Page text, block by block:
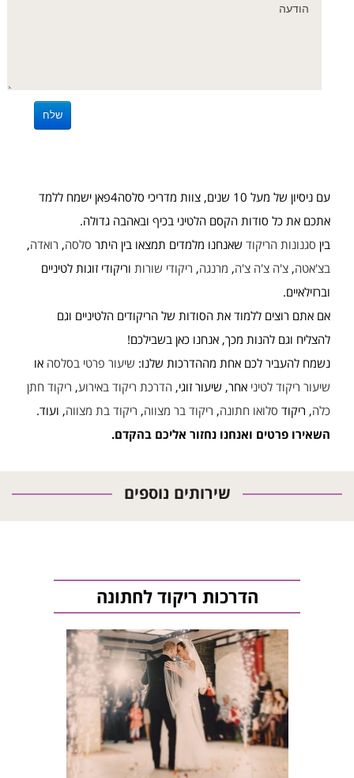
עם ניסיון של מעל 10 שנים, צוות מדריכי סלסה4פאן ישמח ללמד
אתכם את כל סודות הקסם הלטיני בכיף ובאהבה גדולה.
בין סגנונות הריקודשאנחנו מלמדים תמצאו בין היתר סלסה, רואדה,
בצ'אטה, צ'ה צ'ה צ'ה, מרנגה, ריקודי שורותוריקודי זוגות לטיניים
וברזילאיים.
אם אתם רוצים ללמוד את הסודות של הריקודים הלטיניים וגם
להצליח וגם להנות מכך, אנחנו כאן בשבילכם!
נשמח להעביר לכם אחת מההדרכות שלנו: שיעור פרטי בסלסה או
שיעור ריקוד לטיני אחר, שיעור זוגי, הדרכת ריקוד באירוע, ריקוד חתן
כלה, ריקוד סלואו חתונה, ריקוד בר מצווה, ריקוד בת מצווה, ועוד.
השאירו פרטים ואנחנו נחזור אליכם בהקדם.
שירותים נוספים
הדרכות ריקוד לחתונה